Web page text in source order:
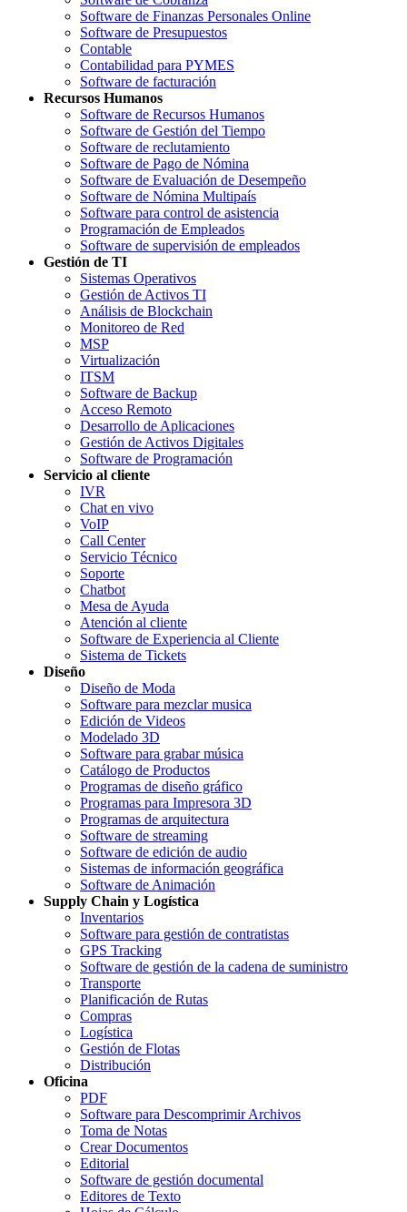
Software de Finanzas Personales Online
Software de Presupuestos
Contable
Contabilidad para PYMES
Software de facturación
Recursos Humanos
Software de Recursos Humanos
Software de Gestión del Tiempo
Software de reclutamiento
Software de Pago de Nómina
Software de Evaluación de Desempeño
Software de Nómina Multipaís
Software para control de asistencia
Programación de Empleados
Software de supervisión de empleados
Gestión de TI
Sistemas Operativos
Gestión de Activos TI
Análisis de Blockchain
Monitoreo de Red
MSP
Virtualización
ITSM
Software de Backup
Acceso Remoto
Desarrollo de Aplicaciones
Gestión de Activos Digitales
Software de Programación
Servicio al cliente
IVR
Chat en vivo
VoIP
Call Center
Servicio Técnico
Soporte
Chatbot
Mesa de Ayuda
Atención al cliente
Software de Experiencia al Cliente
Sistema de Tickets
Diseño
Diseño de Moda
Software para mezclar musica
Edición de Videos
Modelado 3D
Software para grabar música
Catálogo de Productos
Programas de diseño gráfico
Programas para Impresora 3D
Programas de arquitectura
Software de streaming
Software de edición de audio
Sistemas de información geográfica
Software de Animación
Supply Chain y Logística
Inventarios
Software para gestión de contratistas
GPS Tracking
Software de gestión de la cadena de suministro
Transporte
Planificación de Rutas
Compras
Logística
Gestión de Flotas
Distribución
Oficina
PDF
Software para Descomprimir Archivos
Toma de Notas
Crear Documentos
Editorial
Software de gestión documental
Editores de Texto